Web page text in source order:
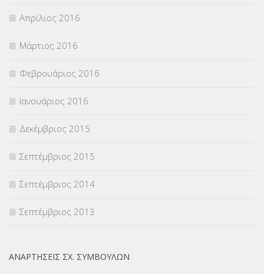
Απρίλιος 2016
Μάρτιος 2016
Φεβρουάριος 2016
Ιανουάριος 2016
Δεκέμβριος 2015
Σεπτέμβριος 2015
Σεπτέμβριος 2014
Σεπτέμβριος 2013
ΑΝΑΡΤΉΣΕΙΣ ΣΧ. ΣΥΜΒΟΎΛΩΝ